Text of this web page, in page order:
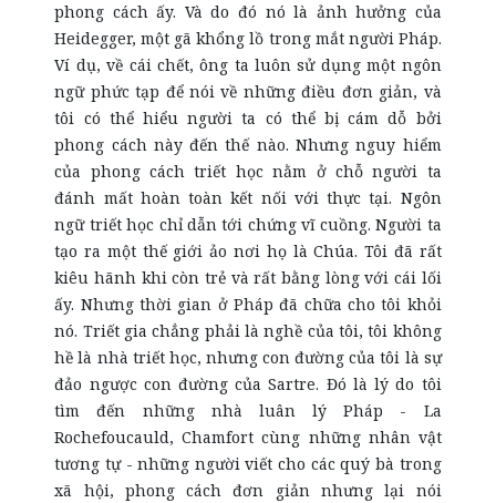
phong cách ấy. Và do đó nó là ảnh hưởng của
Heidegger, một gã khổng lồ trong mắt người Pháp.
Ví dụ, về cái chết, ông ta luôn sử dụng một ngôn
ngữ phức tạp để nói về những điều đơn giản, và
tôi có thể hiểu người ta có thể bị cám dỗ bởi
phong cách này đến thế nào. Nhưng nguy hiểm
của phong cách triết học nằm ở chỗ người ta
đánh mất hoàn toàn kết nối với thực tại. Ngôn
ngữ triết học chỉ dẫn tới chứng vĩ cuồng. Người ta
tạo ra một thế giới ảo nơi họ là Chúa. Tôi đã rất
kiêu hãnh khi còn trẻ và rất bằng lòng với cái lối
ấy. Nhưng thời gian ở Pháp đã chữa cho tôi khỏi
nó. Triết gia chẳng phải là nghề của tôi, tôi không
hề là nhà triết học, nhưng con đường của tôi là sự
đảo ngược con đường của Sartre. Đó là lý do tôi
tìm đến những nhà luân lý Pháp - La
Rochefoucauld, Chamfort cùng những nhân vật
tương tự - những người viết cho các quý bà trong
xã hội, phong cách đơn giản nhưng lại nói